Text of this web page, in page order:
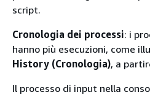
script.
Cronologia dei processi: i
hanno più esecuzioni, come
History (Cronologia), a
Il processo di input nella